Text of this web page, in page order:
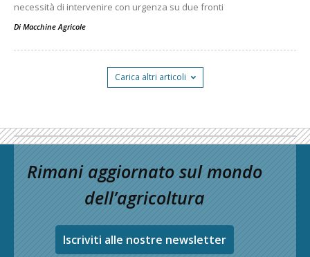
necessità di intervenire con urgenza su due fronti
Di Macchine Agricole
Carica altri articoli
Rimani aggiornato sul mondo
dell’agricoltura
Iscriviti alle nostre newsletter